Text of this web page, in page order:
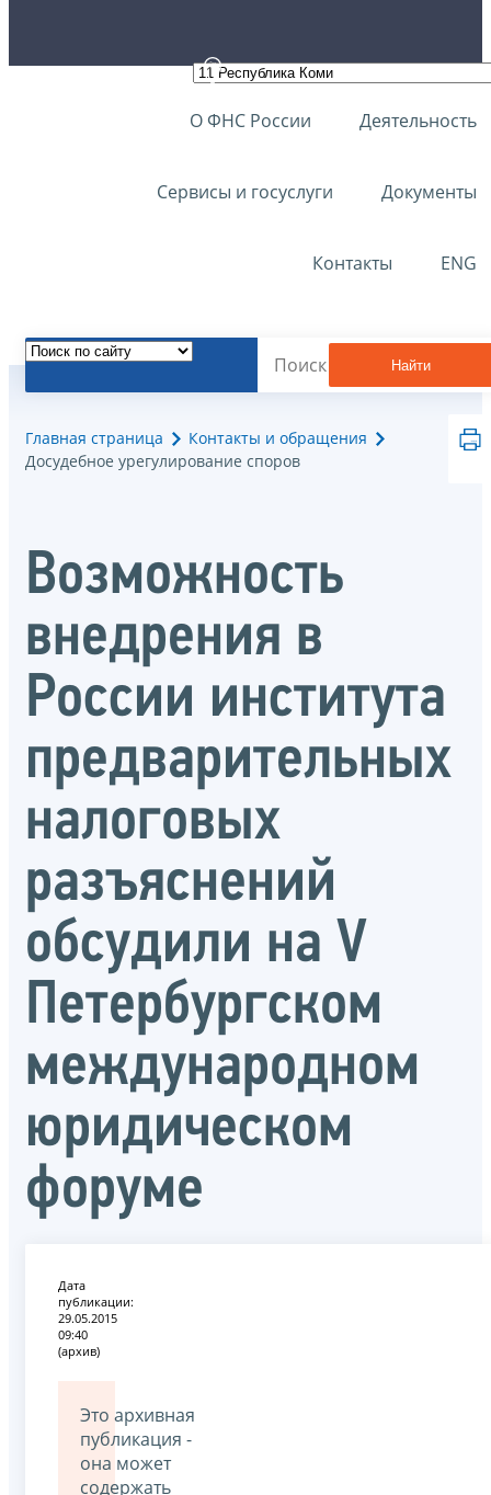
О ФНС России Деятельность
Сервисы и госуслуги Документы
Контакты ENG
Найти
Главная страница
Контакты и обращения
Досудебное урегулирование споров
Возможность
внедрения в
России института
предварительных
налоговых
разъяснений
обсудили на V
Петербургском
международном
юридическом
форуме
Дата
публикации:
29.05.2015
09:40
(архив)
Это архивная
публикация -
она может
содержать